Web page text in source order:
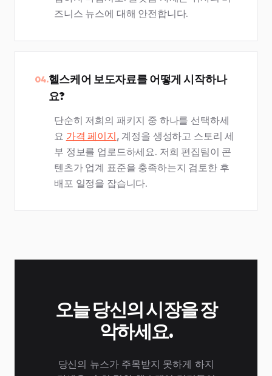
즈니스 뉴스에 대해 안전합니다.
04.헬스케어 보도자료를 어떻게 시작하나
요?
단순히 저희의 패키지 중 하나를 선택하세
요 가격 페이지, 계정을 생성하고 스토리 세
부 정보를 업로드하세요. 저희 편집팀이 콘
텐츠가 업계 표준을 충족하는지 검토한 후
배포 일정을 잡습니다.
오늘 당신의 시장을 장
악하세요.
당신의 뉴스가 주목받지 못하게 하지